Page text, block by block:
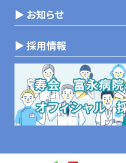
▶ お知らせ
▶ 採用情報